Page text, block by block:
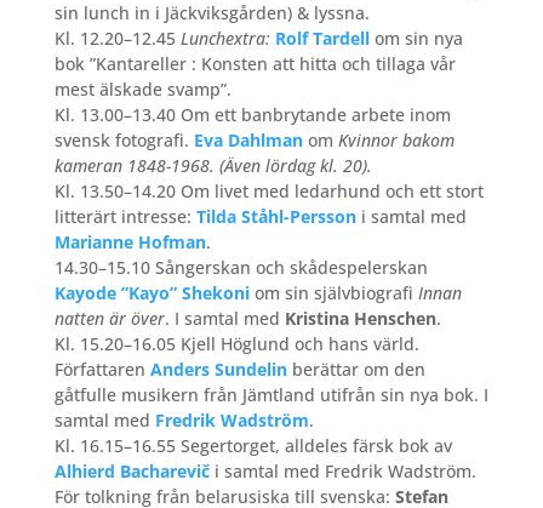
sin lunch in i Jäckviksgården) & lyssna.
Kl. 12.20–12.45 Lunchextra: Rolf Tardellom sin nya
bok ”Kantareller : Konsten att hitta och tillaga vår
mest älskade svamp”.
Kl. 13.00–13.40 Om ett banbrytande arbete inom
svensk fotografi. Eva Dahlmanom Kvinnor bakom
kameran 1848-1968. (Även lördag kl. 20).
Kl. 13.50–14.20 Om livet med ledarhund och ett stort
litterärt intresse: Tilda Ståhl-Perssoni samtal med
Marianne Hofman.
14.30–15.10 Sångerskan och skådespelerskan
Kayode ”Kayo” Shekoniom sin självbiografi Innan
natten är över. I samtal med Kristina Henschen.
Kl. 15.20–16.05 Kjell Höglund och hans värld.
Författaren Anders Sundelinberättar om den
gåtfulle musikern från Jämtland utifrån sin nya bok. I
samtal med Fredrik Wadström.
Kl. 16.15–16.55 Segertorget, alldeles färsk bok av
Alhierd Bacharevič i samtal med Fredrik Wadström.
För tolkning från belarusiska till svenska: Stefan